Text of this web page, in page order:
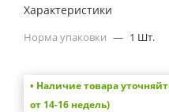
Характеристики
Норма упаковки — 1 Шт.
• Наличие товара
от 14-16 недель)